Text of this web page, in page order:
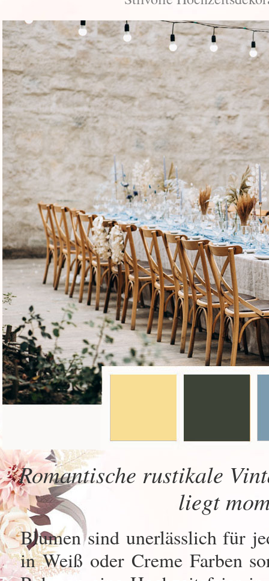
Romantische rustikale
liegt
Blumen sind unerlässlich für
in Weiß oder Creme Farben